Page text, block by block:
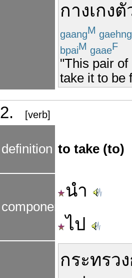
กางเกงตั
gaangM gaehng
bpaiM gaaeF
"This pair of
take it to be
2. [verb]
definition to take (to)
components
นำ
ไป
กระทรวง